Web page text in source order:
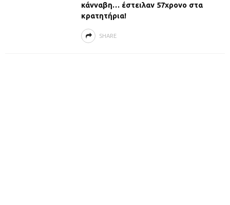
κάνναβη… έστειλαν 57χρονο στα
κρατητήρια!
SHARE